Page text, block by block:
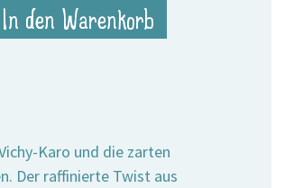
den Warenkorb
Karo und die zarten
Der raffinierte Twist aus